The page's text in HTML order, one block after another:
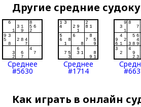
Другие средние судоку
Среднее
#5630
Среднее
#1714
Как играть в онлайн